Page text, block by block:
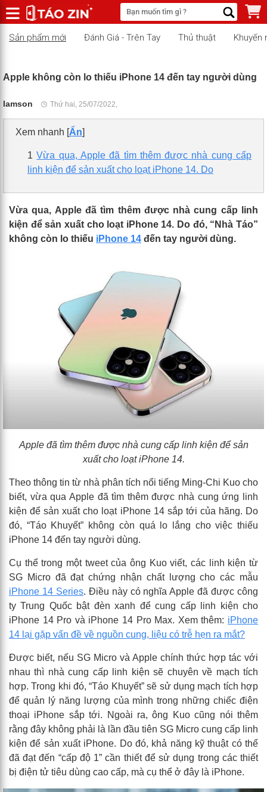
Sản phẩm mới Đánh Giá - Trên Tay Thủ thuật Khuyến
Apple không còn lo thiếu iPhone 14 đến tay người dùng
lamson Thứ hai, 25/07/2022,
Xem nhanh [Ẩn]
1 Vừa qua, Apple đã tìm thêm được nhà cung cấp
linh kiện để sản xuất cho loạt iPhone 14. Do
Vừa qua, Apple đã tìm thêm được nhà cung cấp linh
kiện để sản xuất cho loạt iPhone 14. Do đó, “Nhà Táo”
không còn lo thiếu iPhone 14 đến tay người dùng.
Apple đã tìm thêm được nhà cung cấp linh kiện để sản
xuất cho loạt iPhone 14.
Theo thông tin từ nhà phân tích nổi tiếng Ming-Chi Kuo cho
biết, vừa qua Apple đã tìm thêm được nhà cung ứng linh
kiện để sản xuất cho loạt iPhone 14 sắp tới của hãng. Do
đó, “Táo Khuyết” không còn quá lo lắng cho việc thiếu
iPhone 14 đến tay người dùng.
Cụ thể trong một tweet của ông Kuo viết, các linh kiện từ
SG Micro đã đạt chứng nhận chất lượng cho các mẫu
iPhone 14 Series. Điều này có nghĩa Apple đã được công
ty Trung Quốc bật đèn xanh để cung cấp linh kiện cho
iPhone 14 Pro và iPhone 14 Pro Max. Xem thêm: iPhone
14 lại gặp vấn đề về nguồn cung, liệu có trễ hẹn ra mắt?
Được biết, nếu SG Micro và Apple chính thức hợp tác với
nhau thì nhà cung cấp linh kiện sẽ chuyên về mạch tích
hợp. Trong khi đó, “Táo Khuyết” sẽ sử dụng mạch tích hợp
để quản lý năng lượng của mình trong những chiếc điện
thoại iPhone sắp tới. Ngoài ra, ông Kuo cũng nói thêm
rằng đây không phải là lần đầu tiên SG Micro cung cấp linh
kiện để sản xuất iPhone. Do đó, khả năng kỹ thuật có thể
đã đạt đến “cấp độ 1” cần thiết để sử dụng trong các thiết
bị điện tử tiêu dùng cao cấp, mà cụ thể ở đây là iPhone.